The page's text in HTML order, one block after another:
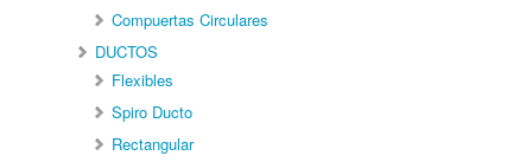
Compuertas Circulares
DUCTOS
Flexibles
Spiro Ducto
Rectangular